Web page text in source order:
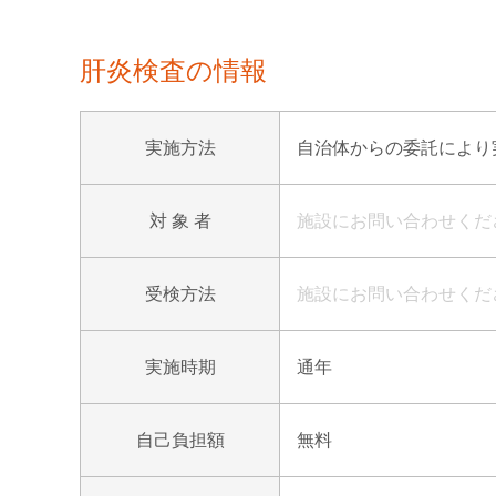
肝炎検査の情報
実施方法 自治体からの委託により
対 象 者 施設にお問い合わせくだ
受検方法 施設にお問い合わせくだ
実施時期 通年
自己負担額 無料